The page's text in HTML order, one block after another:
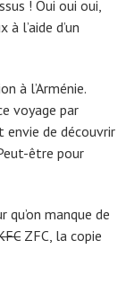
! Oui oui oui,
l’aide d’un
à l’Arménie.
voyage par
envie de découvrir
être pour
qu’on manque de
ZFC, la copie